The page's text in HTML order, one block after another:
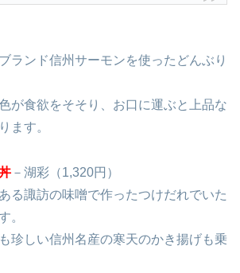
ランド信州サーモンを使ったどんぶり
が食欲をそそり、お口に運ぶと上品な
ます。
－湖彩（1,320円）
る諏訪の味噌で作ったつけだれでいた
。
珍しい信州名産の寒天のかき揚げも乗